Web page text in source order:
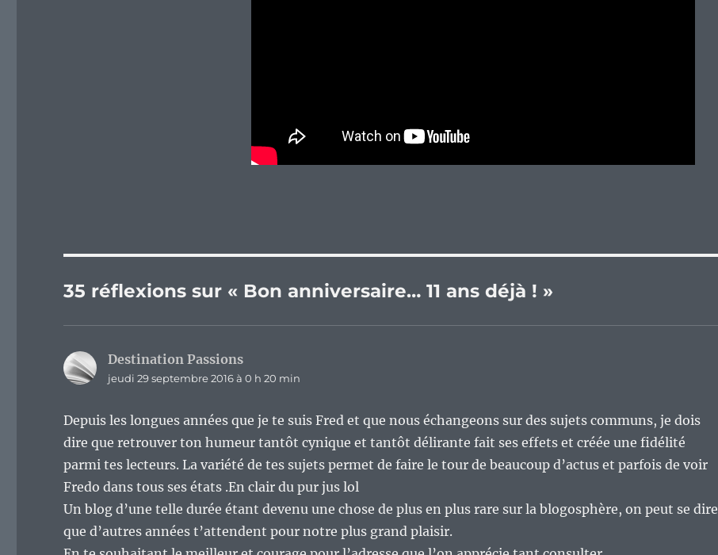
35 réflexions sur « Bon anniversaire… 11 ans déjà ! »
Destination Passions
jeudi 29 septembre 2016 à 0 h 20 min
Depuis les longues années que je te suis Fred et que nous échangeons sur des sujets communs, je dois
dire que retrouver ton humeur tantôt cynique et tantôt délirante fait ses effets et créée une fidélité
parmi tes lecteurs. La variété de tes sujets permet de faire le tour de beaucoup d’actus et parfois de voir
Fredo dans tous ses états .En clair du pur jus lol
Un blog d’une telle durée étant devenu une chose de plus en plus rare sur la blogosphère, on peut se dire
que d’autres années t’attendent pour notre plus grand plaisir.